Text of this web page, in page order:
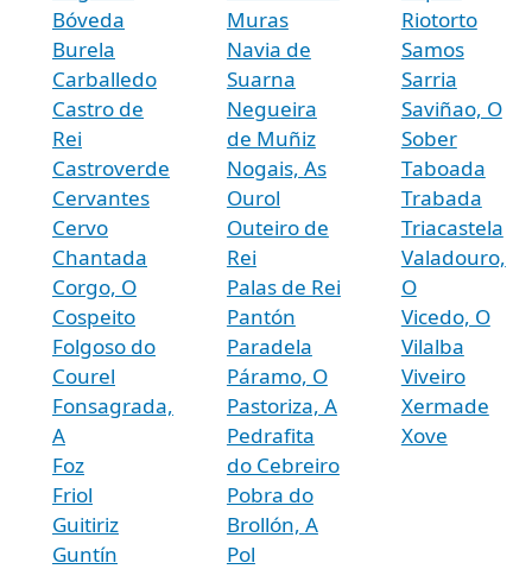
Bóveda
Burela
Carballedo
Castro de
Rei
Castroverde
Cervantes
Cervo
Chantada
Corgo, O
Cospeito
Folgoso do
Courel
Fonsagrada,
A
Foz
Friol
Guitiriz
Guntín
Muras
Navia de
Suarna
Negueira
de Muñiz
Nogais, As
Ourol
Outeiro de
Rei
Palas de Rei
Pantón
Paradela
Páramo, O
Pastoriza, A
Pedrafita
do Cebreiro
Pobra do
Brollón, A
Pol
Riotorto
Samos
Sarria
Saviñao, O
Sober
Taboada
Trabada
Triacastela
Valadouro,
O
Vicedo, O
Vilalba
Viveiro
Xermade
Xove